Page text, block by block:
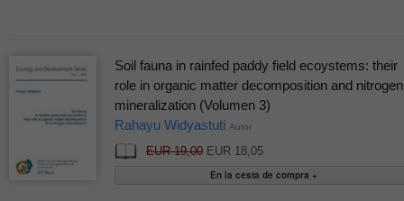
Soil fauna in rainfed paddy field ecoystems: their
role in organic matter decomposition and nitrogen
mineralization (Volumen 3)
Rahayu Widyastuti Autor
EUR 19,00EUR 18,05